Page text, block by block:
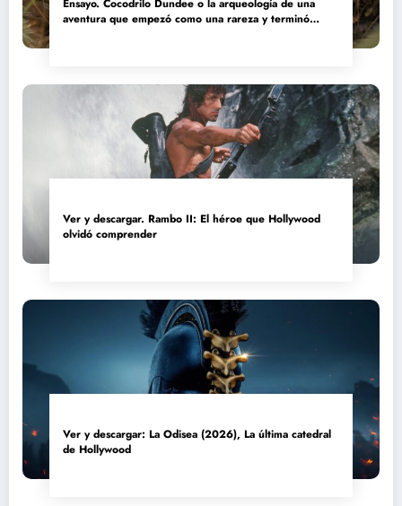
Ensayo. Cocodrilo Dundee o la arqueología de una
aventura que empezó como una rareza y terminó
Ver y descargar. Rambo II: El héroe que Hollywood
olvidó comprender
Ver y descargar: La Odisea (2026), La última catedral
de Hollywood